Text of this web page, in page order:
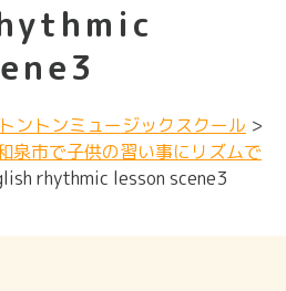
ントンミュージックスクール >
泉市で子供の習い事にリズムで
rhythmic lesson scene3